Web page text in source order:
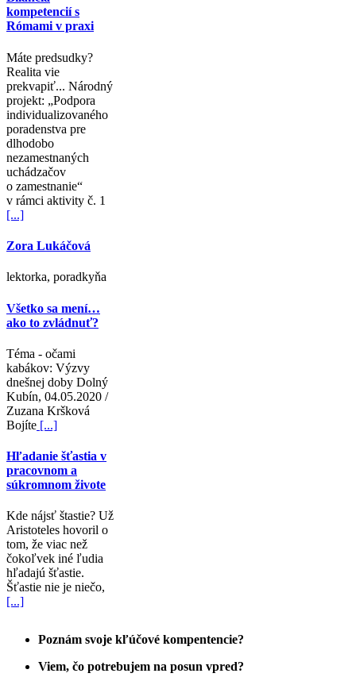
kompetencií s
Rómami v praxi
Máte predsudky?
Realita vie
prekvapiť... Národný
projekt: „Podpora
individualizovaného
poradenstva pre
dlhodobo
nezamestnaných
uchádzačov
o zamestnanie“
v rámci aktivity č. 1
[...]
Zora Lukáčová
lektorka, poradkyňa
Všetko sa mení…
ako to zvládnuť?
Téma - očami
kabákov: Výzvy
dnešnej doby Dolný
Kubín, 04.05.2020 /
Zuzana Kršková
Bojíte [...]
Hľadanie šťastia v
pracovnom a
súkromnom živote
Kde nájsť štastie? Už
Aristoteles hovoril o
tom, že viac než
čokoľvek iné ľudia
hľadajú šťastie.
Šťastie nie je niečo,
[...]
Poznám svoje kľúčové kompentencie?
Viem, čo potrebujem na posun vpred?